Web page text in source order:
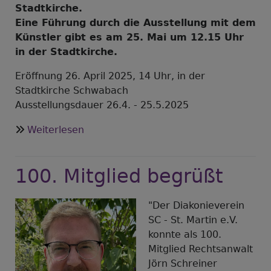
Stadtkirche.
Eine Führung durch die Ausstellung mit dem
Künstler gibt es am 25. Mai um 12.15 Uhr
in der Stadtkirche.
Eröffnung 26. April 2025, 14 Uhr, in der
Stadtkirche Schwabach
Ausstellungsdauer 26.4. - 25.5.2025
Weiterlesen
Ausstellung
von
Günter
Paule
100. Mitglied begrüßt
"Der Diakonieverein
SC - St. Martin e.V.
konnte als 100.
Mitglied Rechtsanwalt
Jörn Schreiner